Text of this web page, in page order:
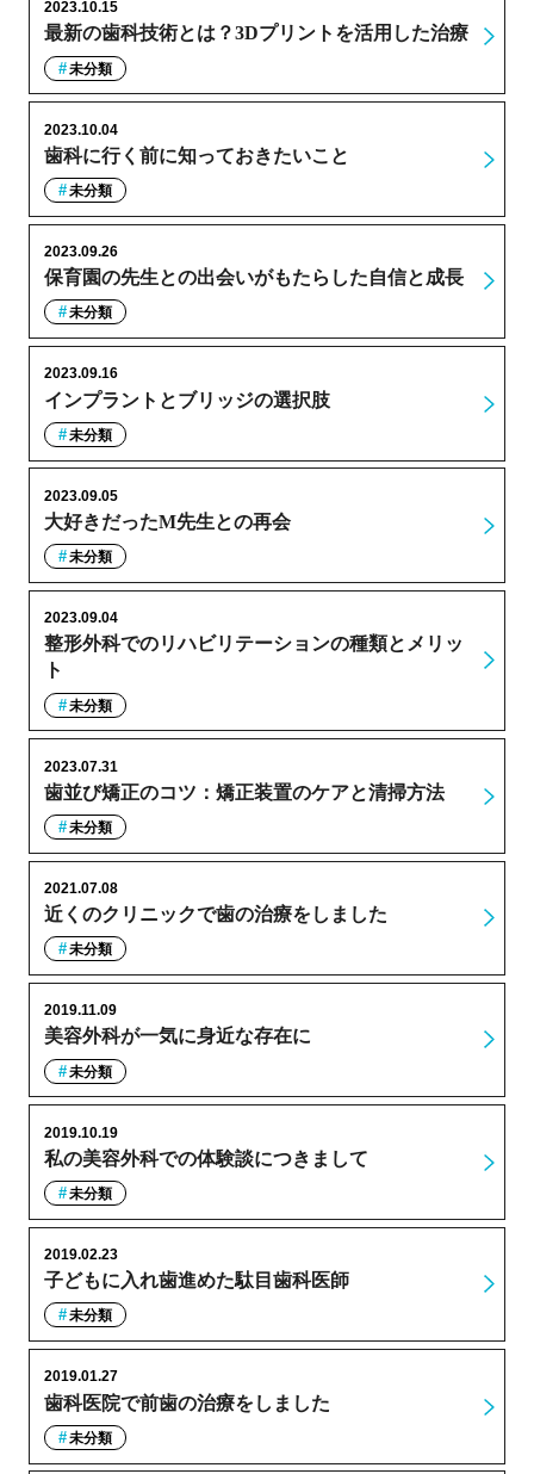
最新の歯科技術とは？3Dプリントを活用した治療
2023.10.15
未分類
歯科に行く前に知っておきたいこと
2023.10.04
未分類
保育園の先生との出会いがもたらした自信と成長
2023.09.26
未分類
インプラントとブリッジの選択肢
2023.09.16
未分類
大好きだったM先生との再会
2023.09.05
未分類
整形外科でのリハビリテーションの種類とメリッ
ト
2023.09.04
未分類
歯並び矯正のコツ：矯正装置のケアと清掃方法
2023.07.31
未分類
近くのクリニックで歯の治療をしました
2021.07.08
未分類
美容外科が一気に身近な存在に
2019.11.09
未分類
私の美容外科での体験談につきまして
2019.10.19
未分類
子どもに入れ歯進めた駄目歯科医師
2019.02.23
未分類
歯科医院で前歯の治療をしました
2019.01.27
未分類